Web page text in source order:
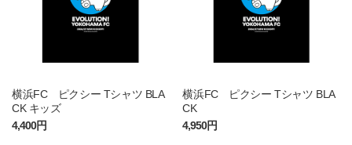
横浜FC ピクシー Tシャツ BLA
CK キッズ
4,400円
横浜FC ピクシー Tシャツ BLA
CK
4,950円